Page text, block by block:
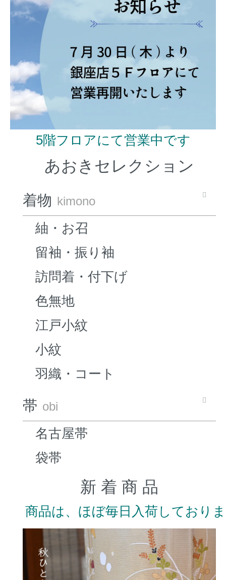
5階フロアにて営業中です
あおきセレクション
着物 kimono
紬・お召
留袖・振り袖
訪問着・付下げ
色無地
江戸小紋
小紋
羽織・コート
帯 obi
名古屋帯
袋帯
新 着 商 品
商品は、ほぼ毎日入荷しており